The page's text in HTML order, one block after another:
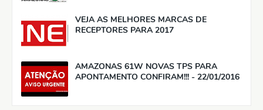
VEJA AS MELHORES MARCAS DE
RECEPTORES PARA 2017
AMAZONAS 61W NOVAS TPS PARA
APONTAMENTO CONFIRAM!!! - 22/01/2016